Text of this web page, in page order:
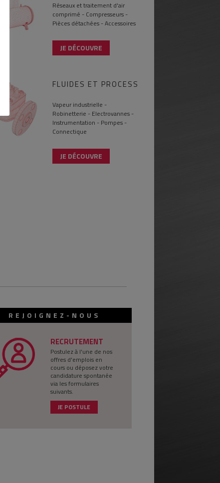
Réseaux et traitement d'air
comprimé - Compresseurs -
Pièces détachées - Accessoires
JE DÉCOUVRE
FLUIDES ET PROCESS
Vapeur industrielle -
Robinetterie - Electrovannes -
Instrumentation - Pompes -
Connectique
JE DÉCOUVRE
REJOIGNEZ-NOUS
RECRUTEMENT
Postulez à l'une de nos
offres d'emplois en
cours ou déposez votre
candidature spontanée
via les formulaires
suivants.
JE POSTULE